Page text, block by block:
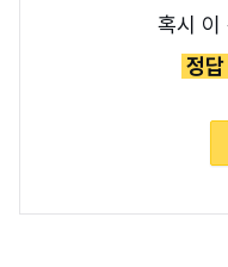
혹시 이
정답